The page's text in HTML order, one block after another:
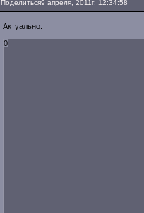
Поделиться9 апреля, 2011г. 12:34:58
Актуально.
0